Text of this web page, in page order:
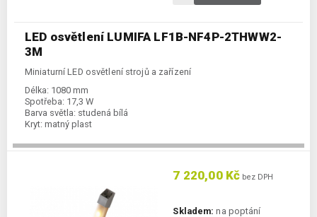
LED osvětlení LUMIFA LF1B-NF4P-2THWW2-
3M
Miniaturní LED osvětlení strojů a zařízení
Délka: 1080 mm
Spotřeba: 17,3 W
Barva světla: studená bílá
Kryt: matný plast
7 220,00 Kč bez DPH
Skladem: na poptání